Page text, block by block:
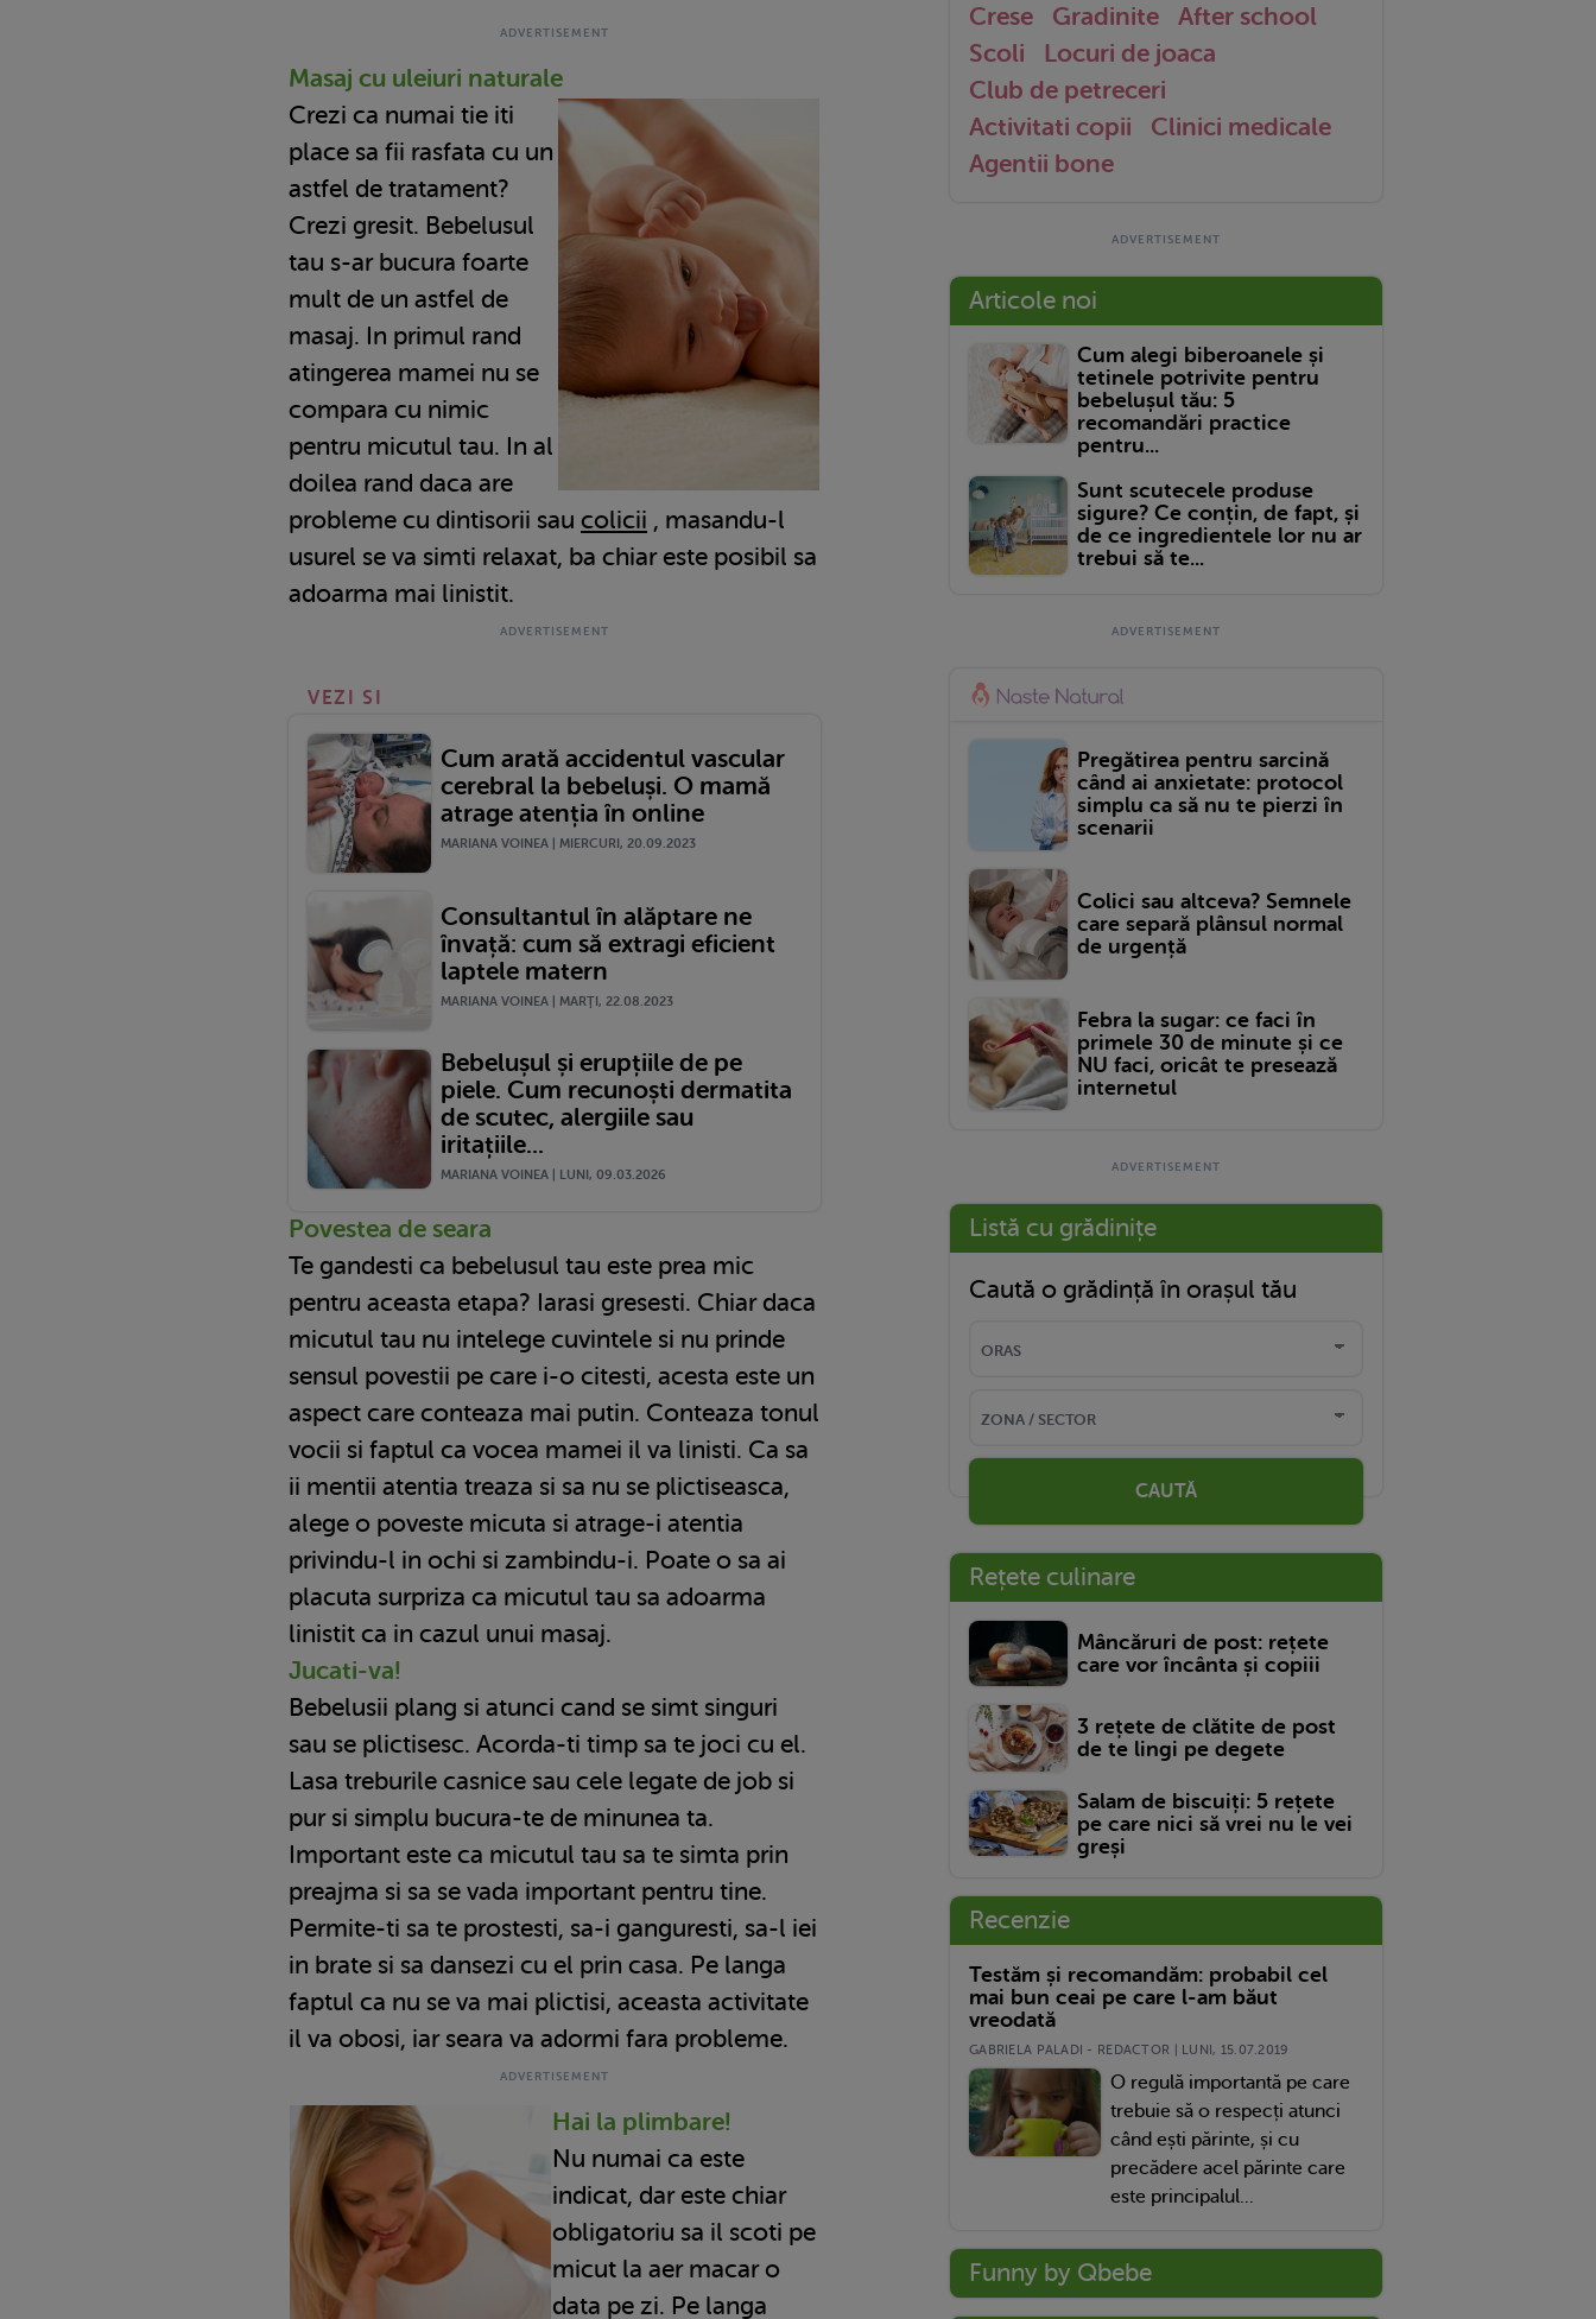
Masaj cu uleiuri naturale
Crezi ca numai tie iti
place sa fii rasfata cu un
astfel de tratament?
Crezi gresit. Bebelusul
tau s-ar bucura foarte
mult de un astfel de
masaj. In primul rand
atingerea mamei nu se
compara cu nimic
pentru micutul tau. In al
doilea rand daca are
probleme cu dintisorii sau colicii , masandu-l
usurel se va simti relaxat, ba chiar este posibil sa
adoarma mai linistit.
VEZI SI
Cum arată accidentul vascular
cerebral la bebeluși. O mamă
atrage atenția în online
MARIANA VOINEA | MIERCURI, 20.09.2023
Consultantul în alăptare ne
învață: cum să extragi eficient
laptele matern
MARIANA VOINEA | MARŢI, 22.08.2023
Bebelușul și erupțiile de pe
piele. Cum recunoști dermatita
de scutec, alergiile sau
iritațiile...
MARIANA VOINEA | LUNI, 09.03.2026
Povestea de seara
Te gandesti ca bebelusul tau este prea mic
pentru aceasta etapa? Iarasi gresesti. Chiar daca
micutul tau nu intelege cuvintele si nu prinde
sensul povestii pe care i-o citesti, acesta este un
aspect care conteaza mai putin. Conteaza tonul
vocii si faptul ca vocea mamei il va linisti. Ca sa
ii mentii atentia treaza si sa nu se plictiseasca,
alege o poveste micuta si atrage-i atentia
privindu-l in ochi si zambindu-i. Poate o sa ai
placuta surpriza ca micutul tau sa adoarma
linistit ca in cazul unui masaj.
Jucati-va!
Bebelusii plang si atunci cand se simt singuri
sau se plictisesc. Acorda-ti timp sa te joci cu el.
Lasa treburile casnice sau cele legate de job si
pur si simplu bucura-te de minunea ta.
Important este ca micutul tau sa te simta prin
preajma si sa se vada important pentru tine.
Permite-ti sa te prostesti, sa-i ganguresti, sa-l iei
in brate si sa dansezi cu el prin casa. Pe langa
faptul ca nu se va mai plictisi, aceasta activitate
il va obosi, iar seara va adormi fara probleme.
Hai la plimbare!
Nu numai ca este
indicat, dar este chiar
obligatoriu sa il scoti pe
micut la aer macar o
data pe zi. Pe langa
Crese Gradinite
After school
Scoli
Locuri de joaca
Club de petreceri
Activitati copii
Clinici medicale
Agentii bone
Articole noi
Cum alegi biberoanele și
tetinele potrivite pentru
bebelușul tău: 5
recomandări practice
pentru...
Sunt scutecele produse
sigure? Ce conțin, de fapt, și
de ce ingredientele lor nu ar
trebui să te...
Pregătirea pentru sarcină
când ai anxietate: protocol
simplu ca să nu te pierzi în
scenarii
Colici sau altceva? Semnele
care separă plânsul normal
de urgență
Febra la sugar: ce faci în
primele 30 de minute și ce
NU faci, oricât te presează
internetul
Listă cu grădinițe
Caută o grădință în orașul tău
CAUTĂ
Rețete culinare
Mâncăruri de post: rețete
care vor încânta și copiii
3 rețete de clătite de post
de te lingi pe degete
Salam de biscuiți: 5 rețete
pe care nici să vrei nu le vei
greși
Recenzie
Testăm și recomandăm: probabil cel
mai bun ceai pe care l-am băut
vreodată
GABRIELA PALADI - REDACTOR | LUNI, 15.07.2019
O regulă importantă pe care
trebuie să o respecți atunci
când ești părinte, și cu
precădere acel părinte care
este principalul...
Funny by Qbebe